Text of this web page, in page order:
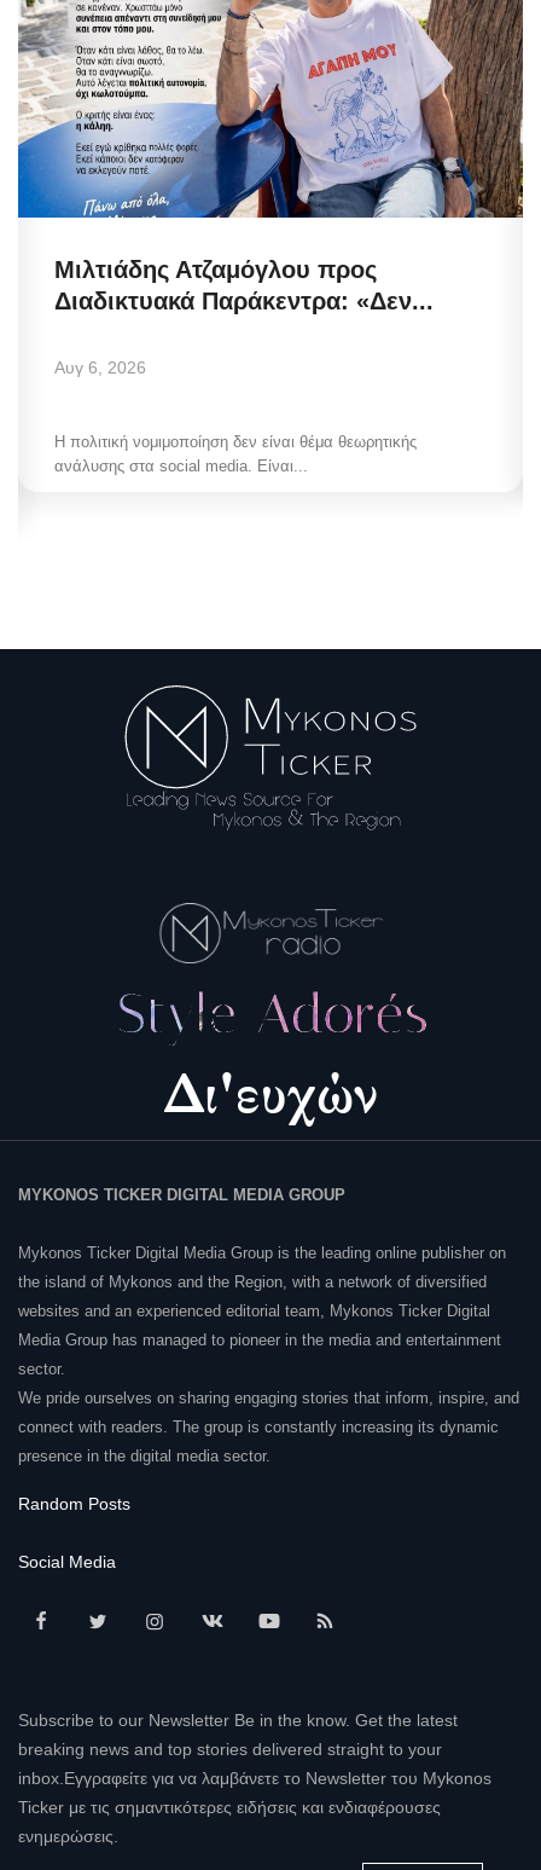
Μιλτιάδης Ατζαμόγλου προς
Διαδικτυακά Παράκεντρα: «Δεν...
Αυγ 6, 2026
Η πολιτική νομιμοποίηση δεν είναι θέμα θεωρητικής
ανάλυσης στα social media. Είναι...
MYKONOS TICKER DIGITAL MEDIA GROUP
Mykonos Ticker Digital Media Group is the leading online publisher on
the island of Mykonos and the Region, with a network of diversified
websites and an experienced editorial team, Mykonos Ticker Digital
Media Group has managed to pioneer in the media and entertainment
sector.
We pride ourselves on sharing engaging stories that inform, inspire, and
connect with readers. The group is constantly increasing its dynamic
presence in the digital media sector.
Random Posts
Social Media
Subscribe to our Newsletter Be in the know. Get the latest
breaking news and top stories delivered straight to your
inbox.Εγγραφείτε για να λαμβάνετε το Newsletter του Mykonos
Ticker με τις σημαντικότερες ειδήσεις και ενδιαφέρουσες
ενημερώσεις.